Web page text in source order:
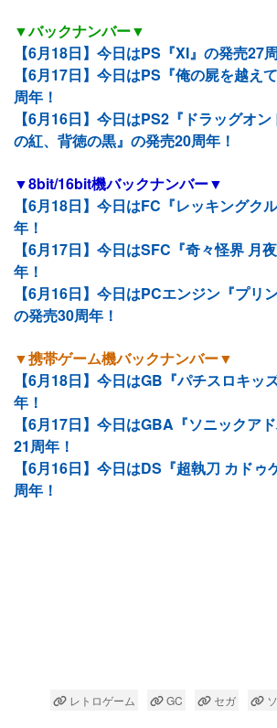
▼バックナンバー▼
【6月18日】今日はPS『XI』の発売27
【6月17日】今日はPS『俺の屍を越え
周年！
【6月16日】今日はPS2『ドラッグオ
の紅、背徳の黒』の発売20周年！
▼8bit/16bit機バックナンバー▼
【6月18日】今日はFC『レッキングク
年！
【6月17日】今日はSFC『奇々怪界 月
年！
【6月16日】今日はPCエンジン『プリ
の発売30周年！
▼携帯ゲーム機バックナンバー▼
【6月18日】今日はGB『パチスロキッ
年！
【6月17日】今日はGBA『ソニックア
21周年！
【6月16日】今日はDS『超執刀 カドゥ
周年！
レトロゲーム GC セガ